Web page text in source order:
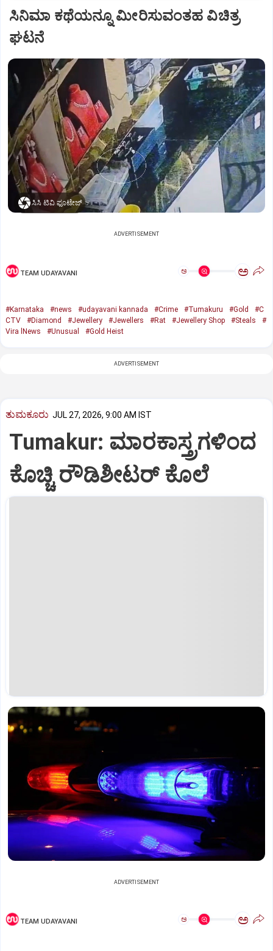
ಸಿನಿಮಾ ಕಥೆಯನ್ನೂ ಮೀರಿಸುವಂತಹ ವಿಚಿತ್ರ
ಘಟನೆ
ಸಿಸಿ ಟಿವಿ ಫೂಟೇಜ್‌
ADVERTISEMENT
TEAM UDAYAVANI ಅ ಅ
#Karnataka #news #udayavani kannada #Crime #Tumakuru #Gold
#C
CTV
#Diamond #Jewellery #Jewellers #Rat #Jewellery Shop #Steals
#
Vira lNews
#Unusual #Gold Heist
ADVERTISEMENT
ತುಮಕೂರು JUL 27, 2026, 9:00 AM IST
Tumakur: ಮಾರಕಾಸ್ತ್ರಗಳಿಂದ
ಕೊಚ್ಚಿ ರೌಡಿಶೀಟರ್ ಕೊಲೆ
ADVERTISEMENT
TEAM UDAYAVANI ಅ ಅ